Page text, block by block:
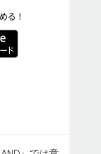
る！